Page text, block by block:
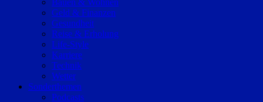
Bauen & Wohnen
Geld & Finanzen
Gesundheit
Reise & Erholung
Life-Style
Karriere
Technik
Wetter
Sonderthemen
Podcasts